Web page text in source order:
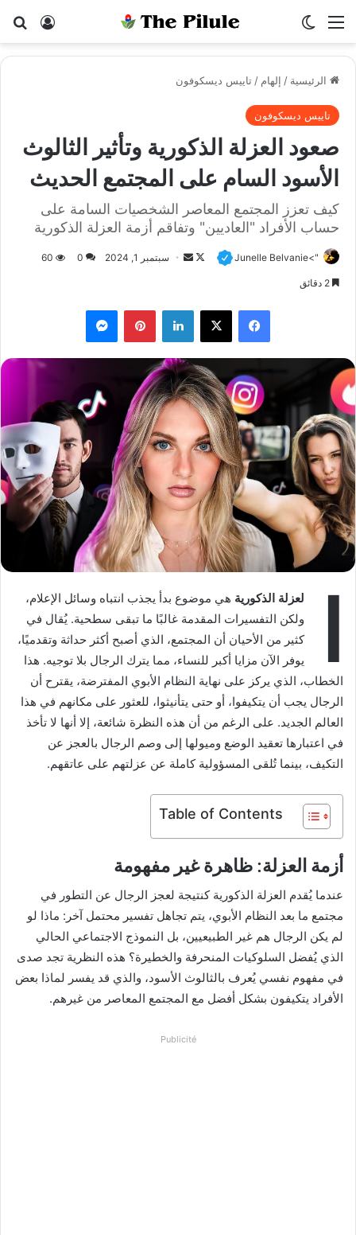
القائمة الوضع المظلم
الرئيسية / إلهام / تاييس ديسكوفون
تاييس ديسكوفون
صعود العزلة الذكورية وتأثير الثالوث
الأسود السام على المجتمع الحديث
كيف تعزز المجتمع المعاصر الشخصيات السامة على
حساب الأفراد "العاديين" وتفاقم أزمة العزلة الذكورية
">Junelle Belvanie
F
l
o
n
X
أ
ب
ي
د
ا
ل
ك
ت
ر
ن
سبتمبر 1, 2024 0
60
فيسبوك لينكدإن بينتيريست
لعزلة الذكورية هي موضوع بدأ يجذب انتباه وسائل الإعلام،
ولكن التفسيرات المقدمة غالبًا ما تبقى سطحية. يُقال في
كثير من الأحيان أن المجتمع، الذي أصبح أكثر حداثة وتقدميًا،
يوفر الآن مزايا أكبر للنساء، مما يترك الرجال بلا توجيه. هذا
الخطاب، الذي يركز على نهاية النظام الأبوي المفترضة، يقترح أن
الرجال يجب أن يتكيفوا، أو حتى يتأنيثوا، للعثور على مكانهم في هذا
العالم الجديد. على الرغم من أن هذه النظرة شائعة، إلا أنها لا تأخذ
في اعتبارها تعقيد الوضع وميولها إلى وصم الرجال بالعجز عن
التكيف، بينما تُلقى المسؤولية كاملة عن عزلتهم على عاتقهم.
Table of Contents
أزمة العزلة: ظاهرة غير مفهومة
عندما يُقدم العزلة الذكورية كنتيجة لعجز الرجال عن التطور في
مجتمع ما بعد النظام الأبوي، يتم تجاهل تفسير محتمل آخر: ماذا لو
لم يكن الرجال هم غير الطبيعيين، بل النموذج الاجتماعي الحالي
الذي يُفضل السلوكيات المنحرفة والخطيرة؟ هذه النظرية تجد صدى
في مفهوم نفسي يُعرف بالثالوث الأسود، والذي قد يفسر لماذا بعض
الأفراد يتكيفون بشكل أفضل مع المجتمع المعاصر من غيرهم.
Publicité